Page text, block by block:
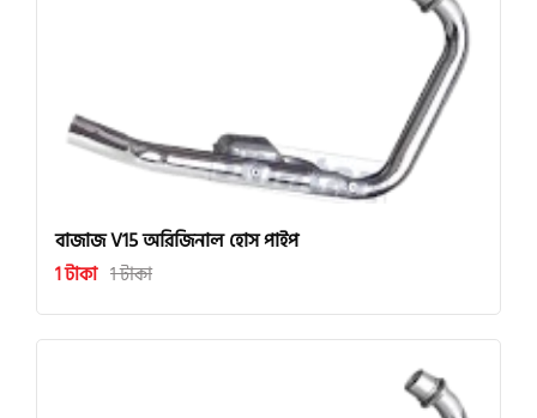
বাজাজ V15 অরিজিনাল হোস পাইপ
1 টাকা 1 টাকা